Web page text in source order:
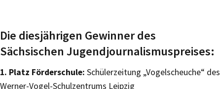
Die diesjährigen Gewinner des
Sächsischen Jugendjournalismuspreises:
1. Platz Förderschule: Schülerzeitung „Vogelscheuche“ des
Werner-Vogel-Schulzentrums Leipzig